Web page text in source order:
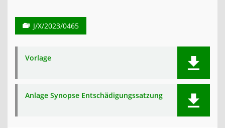
J/X/2023/0465
Vorlage
Anlage Synopse Entschädigungssatzung